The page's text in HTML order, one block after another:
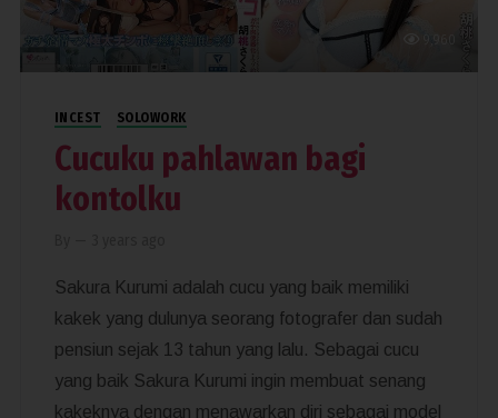
INCEST SOLOWORK
Cucuku pahlawan bagi
kontolku
Sakura Kurumi adalah cucu yang baik memiliki
kakek yang dulunya seorang fotografer dan sudah
pensiun sejak 13 tahun yang lalu. Sebagai cucu
yang baik Sakura Kurumi ingin membuat senang
kakeknya dengan menawarkan diri sebagai model